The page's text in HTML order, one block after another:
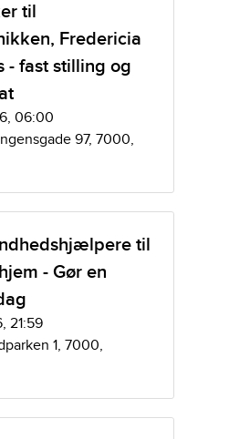
til
Fredericia
- fast stilling og
06:00
97, 7000,
til
- Gør en
21:59
1, 7000,